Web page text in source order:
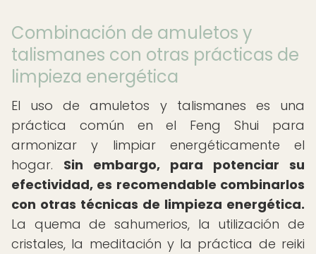
Combinación de amuletos y
talismanes con otras prácticas de
limpieza energética
El uso de amuletos y talismanes es una
práctica común en el Feng Shui para
armonizar y limpiar energéticamente el
hogar. Sin embargo, para potenciar su
efectividad, es recomendable combinarlos
con otras técnicas de limpieza energética.
La quema de sahumerios, la utilización de
cristales, la meditación y la práctica de reiki